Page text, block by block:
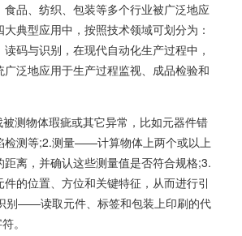
品、纺织、包装等多个行业被广泛地应
典型应用中，按照技术领域可划分为：
码与识别，在现代自动化生产过程中，
广泛地应用于生产过程监视、成品检验和
物体瑕疵或其它异常，比如元器件错
检测等;2.测量——计算物体上两个或以上
距离，并确认这些测量值是否符合规格;3.
的位置、方位和关键特征，从而进行引
别——读取元件、标签和包装上印刷的代
。